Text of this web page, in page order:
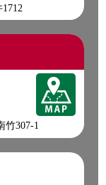
竹307-1